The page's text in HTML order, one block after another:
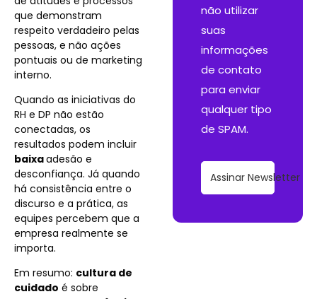
que demonstram
respeito verdadeiro pelas
pessoas, e não ações
pontuais ou de marketing
interno.
Quando as iniciativas do
RH e DP não estão
conectadas, os
resultados podem incluir
baixaadesão e
desconfiança. Já quando
há consistência entre o
discurso e a prática, as
equipes percebem que a
empresa realmente se
importa.
Em resumo: cultura de
cuidado é sobre
não utilizar
suas
informações
de contato
para enviar
qualquer tipo
de SPAM.
Assinar Newsletter